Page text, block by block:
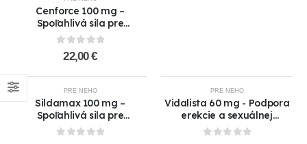
Cenforce 100 mg –
Spoľahlivá sila pre
pevnejšiu a dlhotrvajúcu
ZADARMO!!
out of 5
22,00€
NIE JE NA SKLADE
PRE NEHO
Sildamax 100 mg –
Spoľahlivá sila pre
dokonalú erekciu !!AKCIA
NIE JE NA SKLADE
PRE NEHO
Vidalista 60 mg - Podpora
erekcie a sexuálnej
výkonnosti !!! AKCIA 1+1